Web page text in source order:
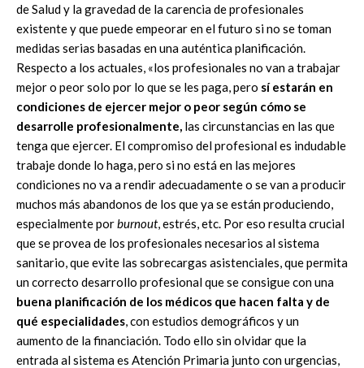
de Salud y la gravedad de la carencia de profesionales
existente y que puede empeorar en el futuro si no se toman
medidas serias basadas en una auténtica planificación.
Respecto a los actuales, «los profesionales no van a trabajar
mejor o peor solo por lo que se les paga, pero sí estarán en
condiciones de ejercer mejor o peor según cómo se
desarrolle profesionalmente, las circunstancias en las que
tenga que ejercer. El compromiso del profesional es indudable
trabaje donde lo haga, pero si no está en las mejores
condiciones no va a rendir adecuadamente o se van a producir
muchos más abandonos de los que ya se están produciendo,
especialmente porburnout, estrés, etc. Por eso resulta crucial
que se provea de los profesionales necesarios al sistema
sanitario, que evite las sobrecargas asistenciales, que permita
un correcto desarrollo profesional que se consigue con una
buena planificación de los médicos que hacen falta y de
qué especialidades, con estudios demográficos y un
aumento de la financiación. Todo ello sin olvidar que la
entrada al sistema es Atención Primaria junto con urgencias,